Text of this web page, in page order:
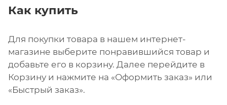
Как купить
Для покупки товара в нашем интернет-
магазине выберите понравившийся товар и
добавьте его в корзину. Далее перейдите в
Корзину и нажмите на «Оформить заказ» или
«Быстрый заказ».